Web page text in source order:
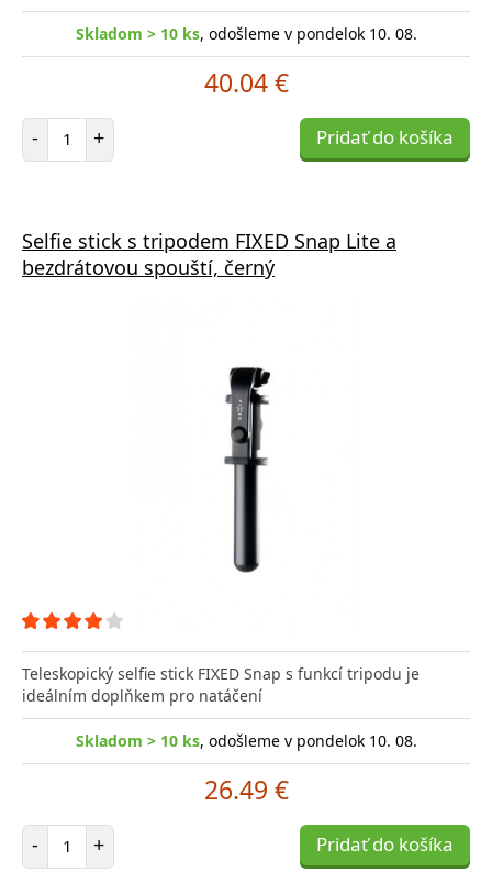
Skladom > 10 ks, odošleme v pondelok 10. 08.
40.04 €
- Počet položiek
+ Pridať do košíka
Selfie stick s tripodem FIXED Snap Lite a
bezdrátovou spouští, černý
Teleskopický selfie stick FIXED Snap s funkcí tripodu je
ideálním doplňkem pro natáčení
Skladom > 10 ks, odošleme v pondelok 10. 08.
26.49 €
- Počet položiek
+ Pridať do košíka